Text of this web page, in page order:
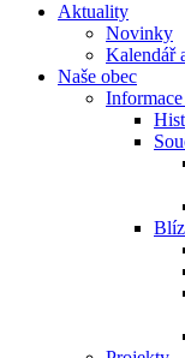
Aktuality
Novinky
Kalendář
Naše obec